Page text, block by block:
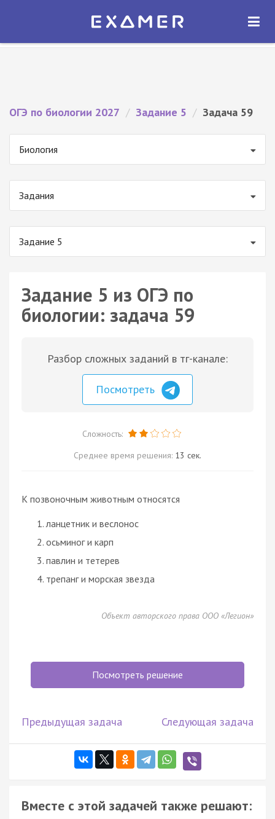
Экзамер — ЕГЭ 2027
ОТКРЫТЬ
ОГЭ по биологии 2027 / Задание 5 / Задача 59
Биология
Задания
Задание 5
Задание 5 из ОГЭ по
биологии: задача 59
Разбор сложных заданий в тг-канале:
Посмотреть
Сложность:
Среднее время решения: 13 сек.
К позвоночным животным относятся
ланцетник и веслонос
осьминог и карп
павлин и тетерев
трепанг и морская звезда
Объект авторского права ООО «Легион»
Посмотреть решение
Предыдущая задача Следующая задача
Вместе с этой задачей также решают: